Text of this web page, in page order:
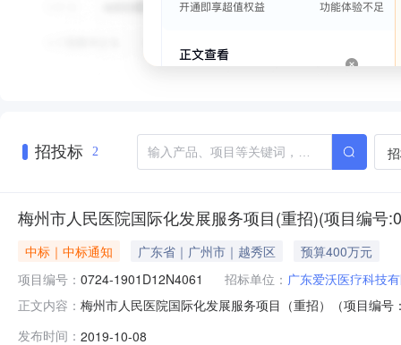
招投标 2
梅州市人民医院国际化发展服务项目(重招)(项目编号
中标｜中标通知 广东省｜广州市｜越秀区
预算400万元
项目编号： 0724-1901D12N4061 招标单位： 广东爱沃医疗科技
正文内容： 梅州市人民医院国际化发展服务项目（重招）（项目编
发布时间： 2019-10-08